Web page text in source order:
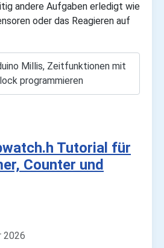
andere Aufgaben erledigt wie
oder das Reagieren auf
Millis, Zeitfunktionen mit
programmieren
Tutorial für
Counter und
2026